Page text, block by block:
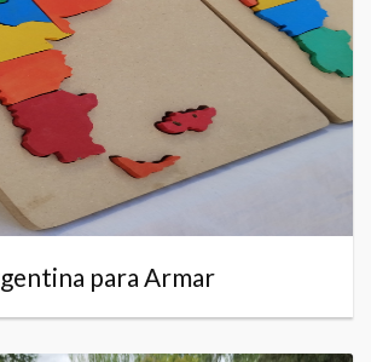
para Armar